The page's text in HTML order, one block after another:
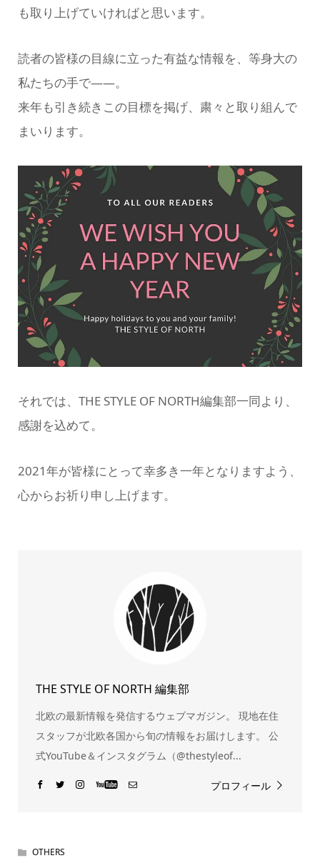
も取り上げていければと思います。
読者の皆様の目線に立った有益な情報を、等身大の
私たちの手で――。
来年も引き続きこの目標を掲げ、粛々と取り組んで
まいります。
それでは、THE STYLE OF NORTH編集部一同より、
感謝を込めて。
2021年が皆様にとって幸多き一年となりますよう、
心からお祈り申し上げます。
THE STYLE OF NORTH 編集部
北欧の最新情報を発信するウェブマガジン。 現地在住
スタッフが北欧各国から旬の情報をお届けします。 公
式YouTube＆インスタグラム（@thestyleof...
プロフィール
OTHERS